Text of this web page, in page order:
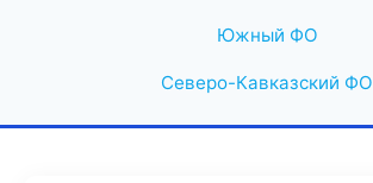
Южный ФО
Северо-Кавказский ФО